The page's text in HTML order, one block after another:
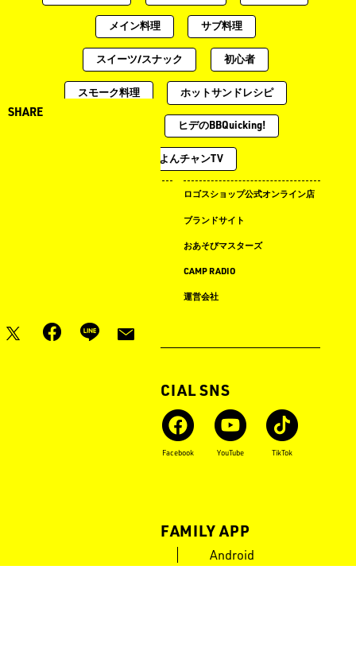
SHARE
メイン料理 サブ料理
スイーツ/スナック 初心者
スモーク料理 ホットサンドレシピ
ヒデのBBQuicking!
土曜のよんチャンTV
月刊LOGOS
ロゴスショップ公式オンライン店
ブランドサイト
おあそびマスターズ
CAMP RADIO
運営会社
OFFICIAL SNS
Facebook YouTube TikTok
LOGOS FAMILY APP
Android